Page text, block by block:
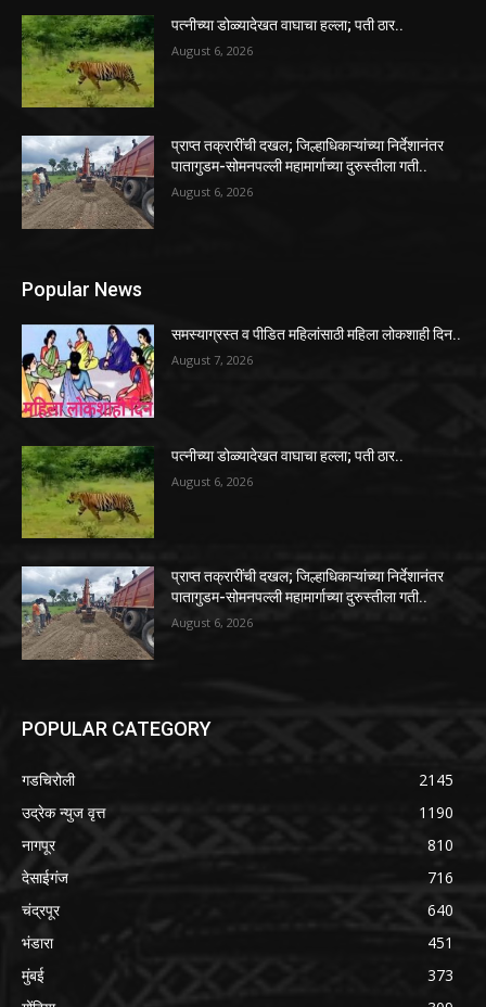
पत्नीच्या डोळ्यादेखत वाघाचा हल्ला; पती ठार..
August 6, 2026
प्राप्त तक्रारींची दखल; जिल्हाधिकाऱ्यांच्या निर्देशानंतर
पातागुडम-सोमनपल्ली महामार्गाच्या दुरुस्तीला गती..
August 6, 2026
Popular News
समस्याग्रस्त व पीडित महिलांसाठी महिला लोकशाही दिन..
August 7, 2026
पत्नीच्या डोळ्यादेखत वाघाचा हल्ला; पती ठार..
August 6, 2026
प्राप्त तक्रारींची दखल; जिल्हाधिकाऱ्यांच्या निर्देशानंतर
पातागुडम-सोमनपल्ली महामार्गाच्या दुरुस्तीला गती..
August 6, 2026
POPULAR CATEGORY
गडचिरोली
2145
उद्रेक न्युज वृत्त
1190
नागपूर
810
देसाईगंज
716
चंद्रपूर
640
भंडारा
451
मुंबई
373